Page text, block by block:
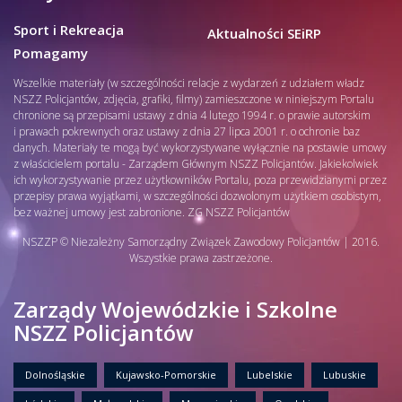
Sport i Rekreacja
Pomagamy
Aktualności SEiRP
Wszelkie materiały (w szczególności relacje z wydarzeń z udziałem władz
NSZZ Policjantów, zdjęcia, grafiki, filmy) zamieszczone w niniejszym Portalu
chronione są przepisami ustawy z dnia 4 lutego 1994 r. o prawie autorskim
i prawach pokrewnych oraz ustawy z dnia 27 lipca 2001 r. o ochronie baz
danych. Materiały te mogą być wykorzystywane wyłącznie na postawie umowy
z właścicielem portalu - Zarządem Głównym NSZZ Policjantów. Jakiekolwiek
ich wykorzystywanie przez użytkowników Portalu, poza przewidzianymi przez
przepisy prawa wyjątkami, w szczególności dozwolonym użytkiem osobistym,
bez ważnej umowy jest zabronione. ZG NSZZ Policjantów
NSZZP © Niezależny Samorządny Związek Zawodowy Policjantów | 2016.
Wszystkie prawa zastrzeżone.
Zarządy Wojewódzkie i Szkolne
NSZZ Policjantów
Dolnośląskie Kujawsko-Pomorskie Lubelskie Lubuskie